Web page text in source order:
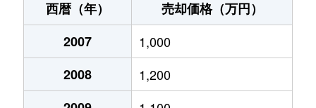
新宿町
2,400万円 川越
徒歩12分
新宿町
560万円
新宿町
1,400万円
西暦（年）
売却価格（万円）
2007
1,000
2008
1,200